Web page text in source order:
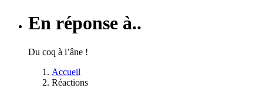
En réponse à..
Du coq à l’âne !
Accueil
Réactions